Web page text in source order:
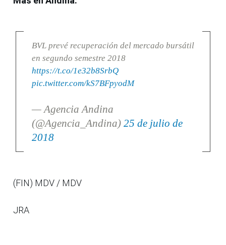
BVL prevé recuperación del mercado bursátil
en segundo semestre 2018
https://t.co/1e32b8SrbQ
pic.twitter.com/kS7BFpyodM
— Agencia Andina
(@Agencia_Andina) 25 de julio de
2018
(FIN) MDV / MDV
JRA